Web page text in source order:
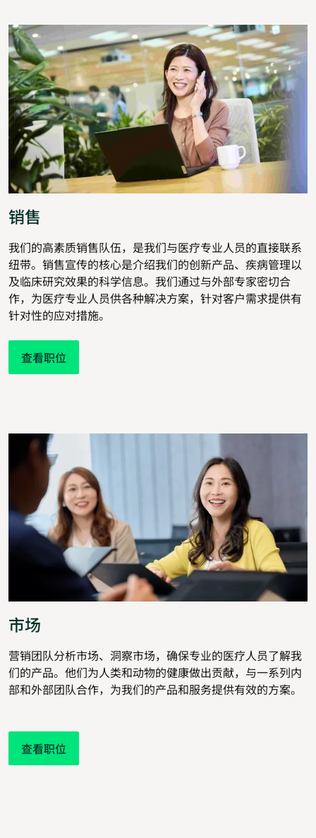
销售
我们的高素质销售队伍，是我们与医疗专业人员的直接联系
纽带。销售宣传的核心是介绍我们的创新产品、疾病管理以
及临床研究效果的科学信息。我们通过与外部专家密切合
作，为医疗专业人员供各种解决方案，针对客户需求提供有
针对性的应对措施。
查看职位
市场
营销团队分析市场、洞察市场，确保专业的医疗人员了解我
们的产品。他们为人类和动物的健康做出贡献，与一系列内
部和外部团队合作，为我们的产品和服务提供有效的方案。
查看职位